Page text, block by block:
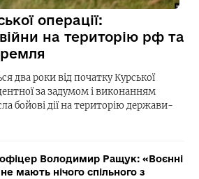
операції:
на територію рф та
два роки від початку Курської
за задумом і виконанням
бойові дії на територію держави-
офіцер Володимир Ращук: «Воєнні
мають нічого спільного з